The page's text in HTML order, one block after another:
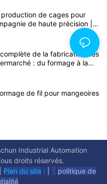
de cages pour
de haute précision |
galvanisé et systèmes de
de la fabrication des
: du formage à la
finale
de fil pour mangeoires
Industrial Automation
droits réservés.
Plan du site
politique de